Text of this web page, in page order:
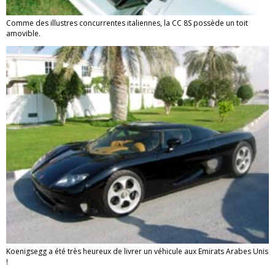
Comme des illustres concurrentes italiennes, la CC 8S possède un toit
amovible.
Koenigsegg a été très heureux de livrer un véhicule aux Emirats Arabes Unis
!